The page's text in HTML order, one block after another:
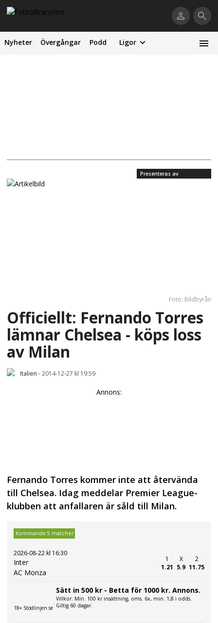
Nyheter Övergångar Podd Ligor
Presenteras av
Foto: Bildbyrån
Officiellt: Fernando Torres
lämnar Chelsea - köps loss
av Milan
Italien -2014-12-27 kl 19:59
Annons:
Fernando Torres kommer inte att återvända
till Chelsea. Idag meddelar Premier League-
klubben att anfallaren är såld till Milan.
Kommande 5 matcher
2026-08-22 kl 16:30
Inter
AC Monza
1
1.21
X
5.9
2
11.75
18+ Stödlinjen.se
Sätt in 500 kr - Betta för 1000 kr. Annons.
Villkor: Min. 100 kr insättning, oms. 6x, min. 1,8 i odds.
Giltig 60 dagar.